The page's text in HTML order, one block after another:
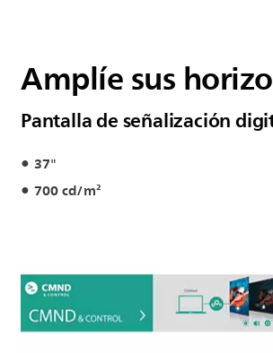
Amplíe sus
Pantalla de señalización
37"
700 cd/m²